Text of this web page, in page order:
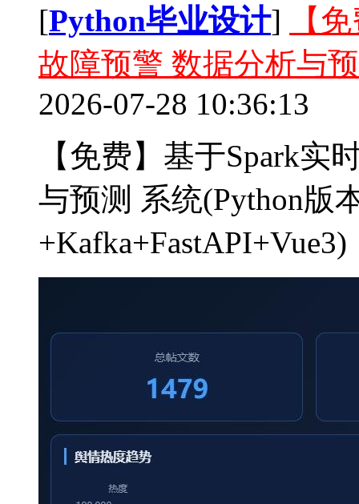
[Python毕业设计]
【
故障预警 数据分析与
2026-07-28 10:36:13
【免费】基于Spark
与预测 系统(Python版